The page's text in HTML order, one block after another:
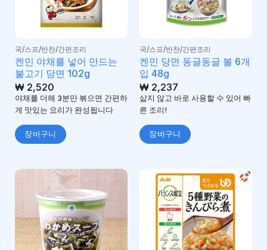
국/스프/반찬/간편조리
켄민 야채를 넣어 만드는
불고기 당면 102g
₩2,520
야채를 더해 3분만 볶으면 간편하
게 맛있는 요리가 완성됩니다
장바구니
국/스프/반찬/간편조리
켄민 당면 동글동글 볼 6개
입 48g
₩2,237
삶지 않고 바로 사용할 수 있어 빠
른 조리!
장바구니